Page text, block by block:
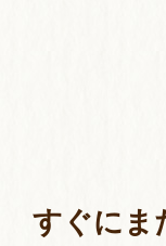
すぐにま